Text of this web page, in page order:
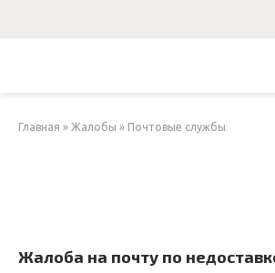
Главная » Жалобы » Почтовые службы
Жалоба на почту по